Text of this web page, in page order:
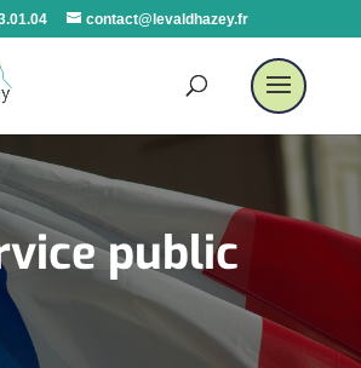
contact@levaldhazey.fr
public